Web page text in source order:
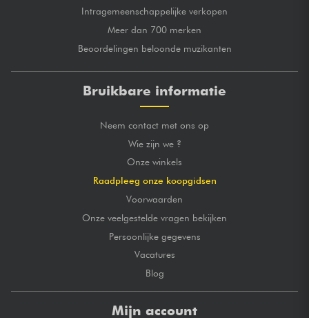
Intragemeenschappelijke verkopen
Meer dan 700 merken
Beoordelingen beloonde muzikanten
Bruikbare informatie
Neem contact met ons op
Wie zijn we ?
Onze winkels
Raadpleeg onze koopgidsen
Voorwaarden
Onze veelgestelde vragen bekijken
Persoonlijke gegevens
Vacatures
Blog
Mijn account